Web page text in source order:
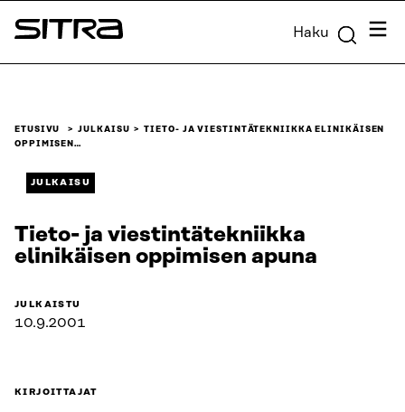
Siirry
suoraan
Sitra Haku
ETUSIVU JULKAISU
TIETO- JA VIESTINTÄTEKNIIKKA ELINIKÄISEN
OPPIMISEN…
JULKAISU
Tieto- ja viestintätekniikka
elinikäisen oppimisen apuna
JULKAISTU
10.9.2001
KIRJOITTAJAT